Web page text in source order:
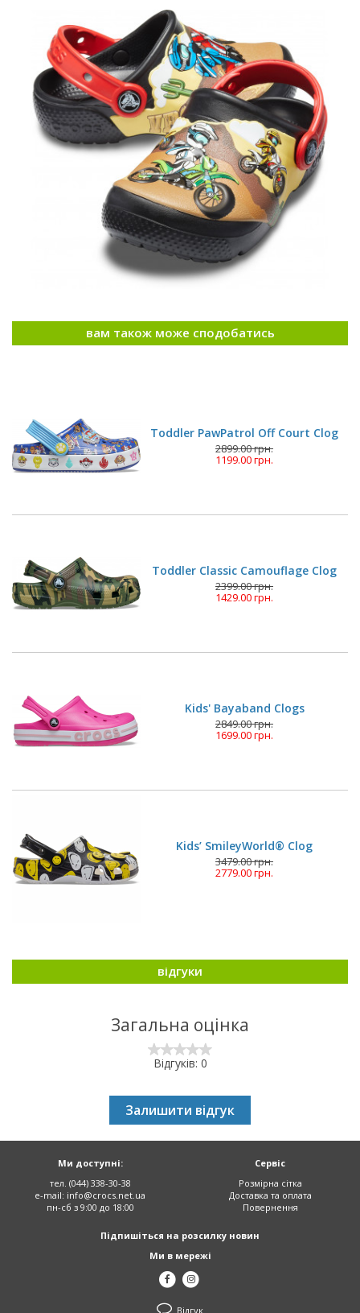
вам також може сподобатись
Toddler PawPatrol Off Court Clog
2899.00 грн.
1199.00 грн.
Toddler Classic Camouflage Clog
2399.00 грн.
1429.00 грн.
Kids' Bayaband Clogs
2849.00 грн.
1699.00 грн.
Kids’ SmileyWorld® Clog
3479.00 грн.
2779.00 грн.
відгуки
Загальна оцінка
Відгуків: 0
Залишити відгук
Сервіс
Розмірна сітка
Доставка та оплата
Повернення
Ми доступні:
тел. (044) 338-30-38
e-mail: info@crocs.net.ua
пн-сб з 9:00 до 18:00
Підпишіться на розсилку новин
Ми в мережі
Відгук